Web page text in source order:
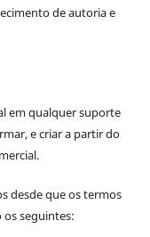
de autoria e
em qualquer suporte
e criar a partir do
desde que os termos
os seguintes: